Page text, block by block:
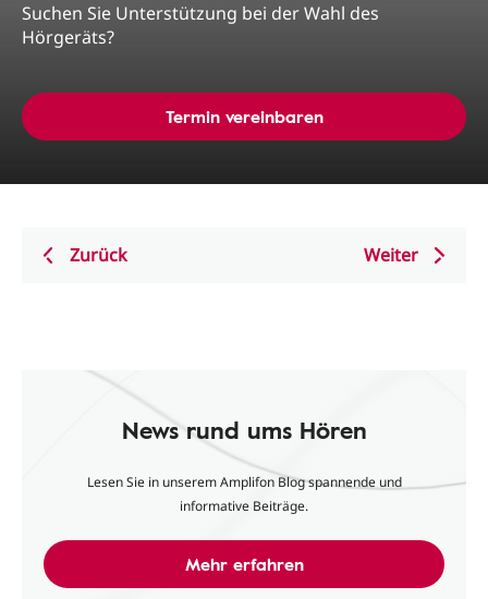
Suchen Sie Unterstützung bei der Wahl des
Hörgeräts?
Termin vereinbaren
Zurück Weiter
News rund ums Hören
Lesen Sie in unserem Amplifon Blog spannende und
informative Beiträge.
Mehr erfahren